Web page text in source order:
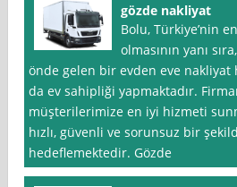
gözde nakliyat
Bolu, Türkiye’nin
olmasının yanı
önde gelen bir evden eve nakliyat
da ev sahipliği yapmaktadır.
müşterilerimize en iyi hizmeti
hızlı, güvenli ve sorunsuz bir
hedeflemektedir. Gözde